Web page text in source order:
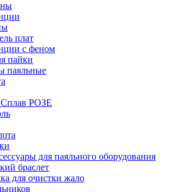
плат
с феном
пайки
паяльные
РОЗЕ
для паяльного оборудования
браслет
для очистки жало